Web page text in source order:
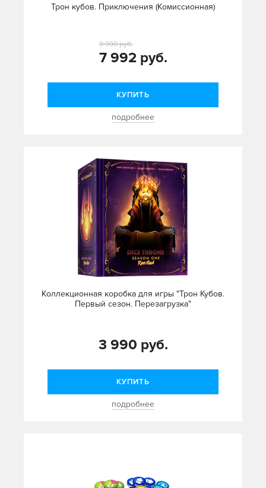
Трон кубов. Приключения (Комиссионная)
7 992 руб.
9 990 руб.
КУПИТЬ
подробнее
Коллекционная коробка для игры "Трон Кубов.
Первый сезон. Перезагрузка"
3 990 руб.
КУПИТЬ
подробнее